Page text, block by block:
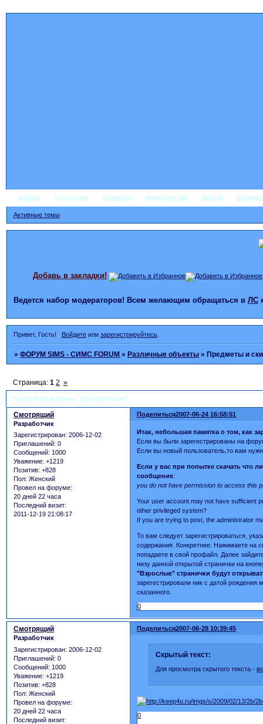
Форум Участники Правила Регистрация Войти
Активные темы
Добавь в закладки!
Ведется набор модераторов! Всем желающим обращаться в ЛС
Привет, Гость! Войдитеили зарегистрируйтесь.
»ФОРУМ SIMS - СИМС FORUM »Различные объекты »Предметы и
Предметы и скины "для взрослых"
Страница:1 2 »
Поделиться2007-06-24 16:58:51
Смотрящий
Разработчик
Зарегистрирован: 2006-12-02
Приглашений: 0
Сообщений: 1000
Уважение: +1219
Позитив: +828
Пол: Женский
Провел на форуме:
20 дней 22 часа
Последний визит:
2011-12-19 21:08:17
Итак, небольшая памятка о том, как
Если вы были зарегестрированы на
Если вы новый пользователь,то вам
Если у вас при попытке скачать что
сообщение:
you do not have permission to access this
Your user account may not have sufficient
other privileged system?
If you are trying to post, the administrator
То вам следует зарегистрироваться,
содержания. Конкретнее: Нажимаете на
попадаете в свой профайл. Далее
низу данной открытой странички на
"Взрослые" странички будут
зарегестрировали ник с датой
сказанного.
0
Поделиться2007-06-28 10:39:45
Смотрящий
Разработчик
Зарегистрирован: 2006-12-02
Приглашений: 0
Сообщений: 1000
Уважение: +1219
Позитив: +828
Пол: Женский
Провел на форуме:
20 дней 22 часа
Последний визит:
Скрытый текст:
Для просмотра скрытого текста -
0